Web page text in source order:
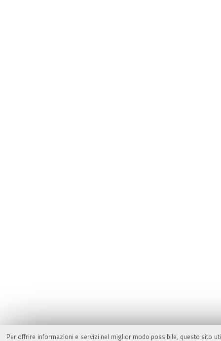
Per offrire informazioni e servizi nel miglior modo possibile, questo sito